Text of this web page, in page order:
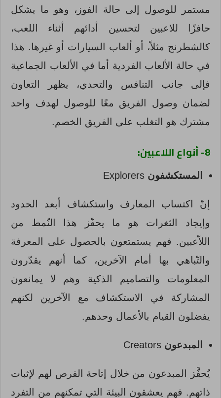
مستمر للوصول إلى حالة الفوز، وهو ما يشكل
حافزًا للاعبين لتحسين أدائهم أثناء اللعب،
كالشطرنج مثلاً، أو ألعاب السيارات أو غيرها. هذا
في حالة الألعاب الفردية أما في الألعاب الجماعية
فإلى جانب التنافس والتحدي، يظهر التعاون
لضمان وصول الفريق معًا للوصول لهدف واحد
مشترك هو التغلب على الفريق الخصم.
8- أنواع اللاعبين:
المستكشفونExplorers
إنّ اكتساب المعارف واستكشاف أبعد الحدود
وإيجاد الثغرات هو ما يحفّز هذا النّمط من
اللاّعبين. فهم يستمتعون بالحصول على المعرفة
والتّباهي بها أمام الآخرين، كما أنهم يقدّرون
المعلومات والتصاميم الذكية وهم لا يمانعون
المشاركة في الاستكشاف مع الآخرين لكنهم
يفضلون القيام بالأعمال وحدهم.
المبدعونCreators
يُحفَّز المبدعون من خلال إتاحة الفرص لهم لإثبات
ذاتهم. فهم يعشقون البيئة التي تمكنهم من التفرد